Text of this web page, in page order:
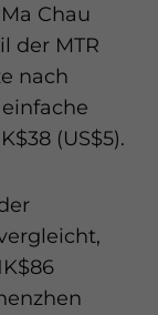
Chau
der MTR
nach
(US$5).